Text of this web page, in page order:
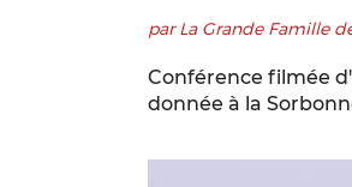
par La Grande Famille
Conférence filmée
donnée à la